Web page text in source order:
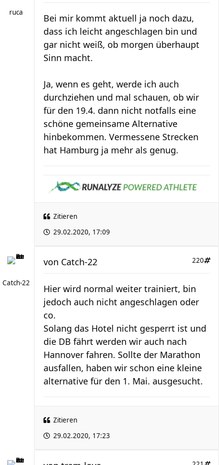
ruca
Bei mir kommt aktuell ja noch dazu,
dass ich leicht angeschlagen bin und
gar nicht weiß, ob morgen überhaupt
Sinn macht.
Ja, wenn es geht, werde ich auch
durchziehen und mal schauen, ob wir
für den 19.4. dann nicht notfalls eine
schöne gemeinsame Alternative
hinbekommen. Vermessene Strecken
hat Hamburg ja mehr als genug.
Zitieren
29.02.2020, 17:09
Catch-22
220
von Catch-22
Hier wird normal weiter trainiert, bin
jedoch auch nicht angeschlagen oder
co.
Solang das Hotel nicht gesperrt ist und
die DB fährt werden wir auch nach
Hannover fahren. Sollte der Marathon
ausfallen, haben wir schon eine kleine
alternative für den 1. Mai. ausgesucht.
Zitieren
29.02.2020, 17:23